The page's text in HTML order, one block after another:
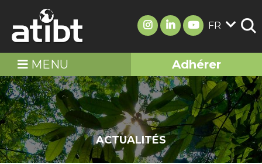
FR
MENU Adhérer
ACTUALITÉS